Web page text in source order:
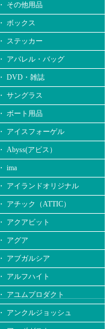
・ その他用品
・ ボックス
・ ステッカー
・ アパレル・バッグ
・ DVD・雑誌
・ サングラス
・ ボート用品
・ アイスフォーゲル
・ Abyss(アビス）
・ ima
・ アイランドオリジナル
・ アチック（ATTIC）
・ アクアビット
・ アグア
・ アブガルシア
・ アルフハイト
・ アユムプロダクト
・ アンクルジョッシュ